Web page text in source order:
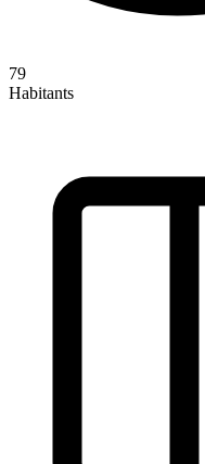
79
Habitants